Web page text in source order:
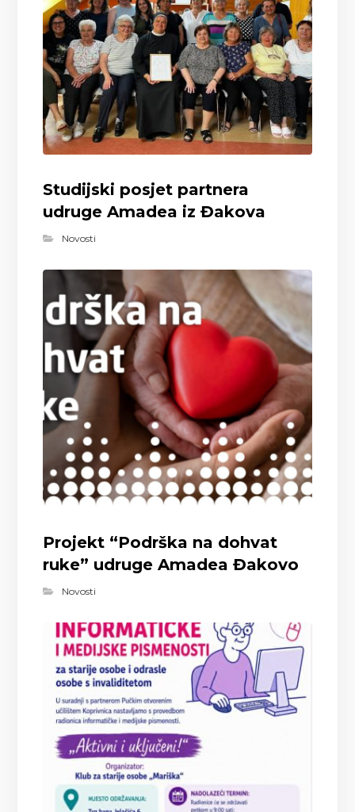
Studijski posjet partnera
udruge Amadea iz Đakova
Novosti
Projekt “Podrška na dohvat
ruke” udruge Amadea Đakovo
Novosti